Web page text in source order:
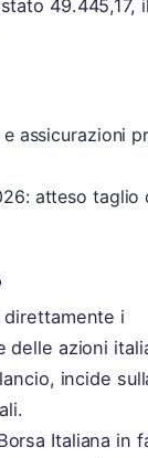
49.445,17,
assicurazioni
atteso taglio
direttamente i
delle azioni
incide
Italiana in